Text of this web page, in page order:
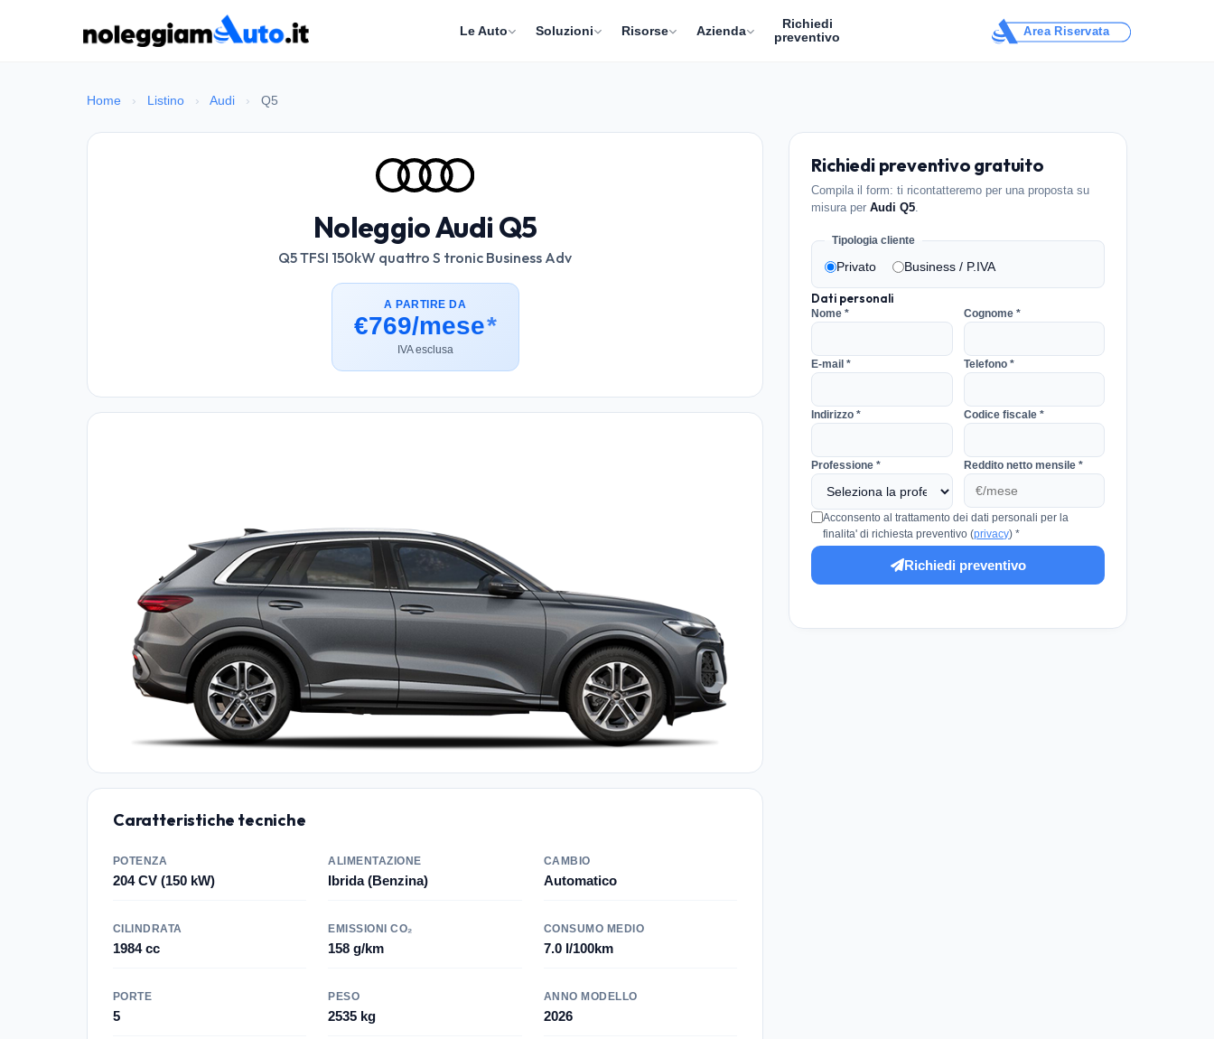
Le Auto Soluzioni Risorse Azienda
Richiedi
preventivo
Area Riservata
Home › Listino › Audi › Q5
Noleggio Audi Q5
Q5 TFSI 150kW quattro S tronic Business Adv
A PARTIRE DA
€769/mese*
IVA esclusa
Caratteristiche tecniche
POTENZA
204 CV (150 kW)
ALIMENTAZIONE
Ibrida (Benzina)
CAMBIO
Automatico
CILINDRATA
1984 cc
EMISSIONI CO₂
158 g/km
CONSUMO MEDIO
7.0 l/100km
PORTE
5
PESO
2535 kg
ANNO MODELLO
2026
Richiedi preventivo gratuito
Compila il form: ti ricontatteremo per una proposta su
misura perAudi Q5.
Tipologia cliente
Privato Business / P.IVA
Dati personali
Nome * Cognome *
E-mail * Telefono *
Indirizzo * Codice fiscale *
Professione * Reddito netto mensile *
Acconsento al trattamento dei dati personali per la
finalita' di richiesta preventivo (privacy) *
Richiedi preventivo